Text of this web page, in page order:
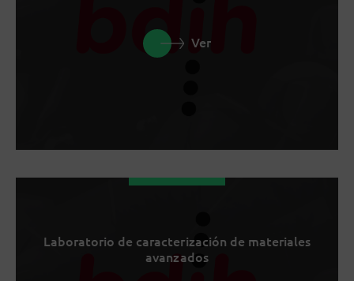
Ver
Laboratorio de caracterización de materiales
avanzados